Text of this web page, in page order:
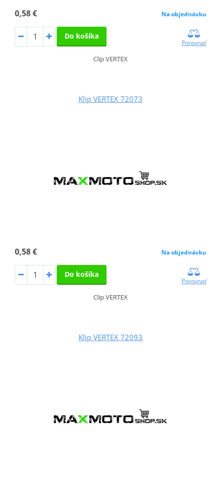
0,58 € Na objednávku
Do košíka
Porovnať
Clip VERTEX
Klip VERTEX 72073
0,58 € Na objednávku
Do košíka
Porovnať
Clip VERTEX
Klip VERTEX 72093